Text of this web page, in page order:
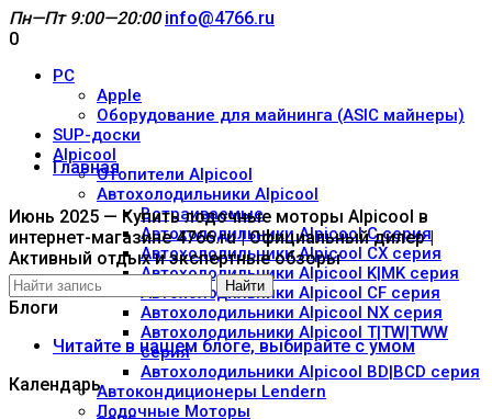
Пн—Пт 9:00—20:00 info@4766.ru
0
PC
Apple
Оборудование для майнинга (ASIC майнеры)
SUP-доски
Alpicool
Отопители Alpicool
Автохолодильники Alpicool
Встраиваемые
Автохолодильники Alpicool C серия
Автохолодильники Alpicool CX серия
Автохолодильники Alpicool K|MK серия
Автохолодильники Alpicool CF серия
Автохолодильники Alpicool NX серия
Автохолодильники Alpicool T|TW|TWW
серия
Автохолодильники Alpicool BD|BCD серия
Автокондиционеры Lendern
Лодочные Моторы
Главная
Июнь 2025 — Купить лодочные моторы Alpicool в
интернет-магазине 4766.ru | Официальный дилер |
Активный отдых и экспертные обзоры
Найти
Блоги
Читайте в нашем блоге, выбирайте с умом
Календарь